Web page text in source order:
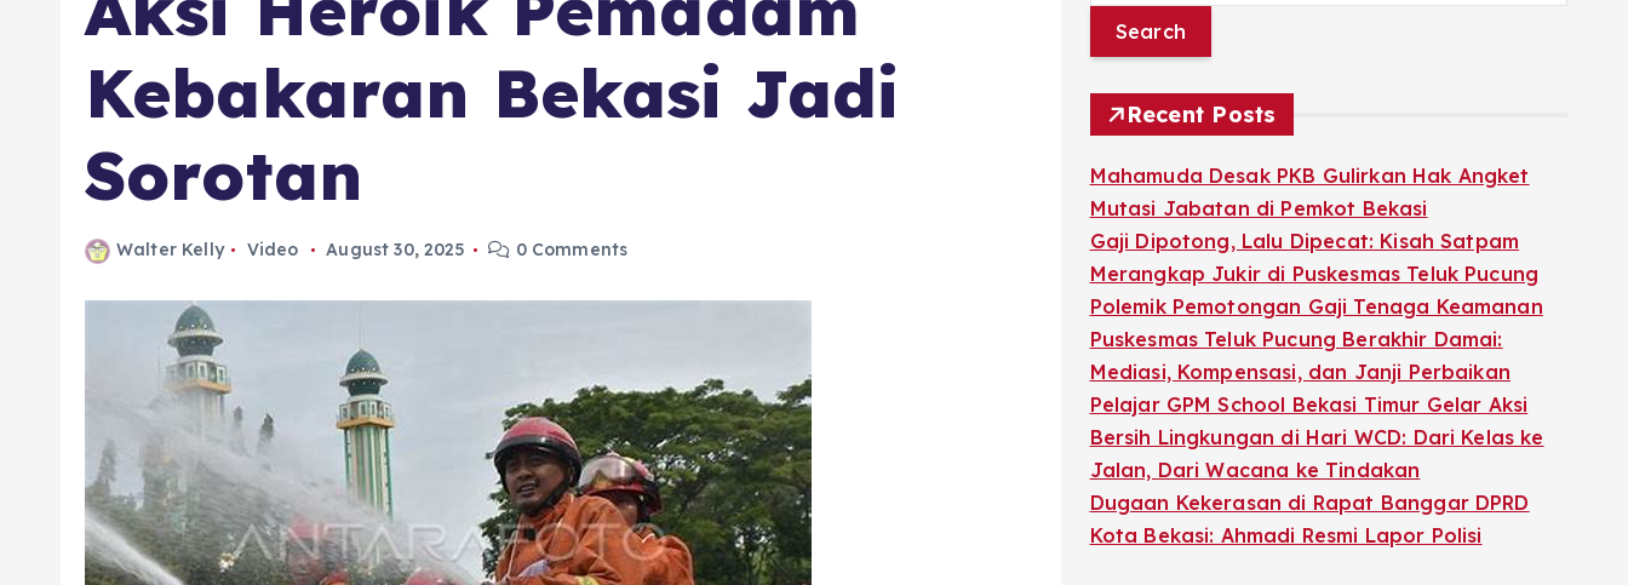
Kebakaran Bekasi Jadi
Sorotan
Walter Kelly Video August 30, 2025 0 Comments
r
c
o
r
:
Recent Posts
Mahamuda Desak PKB Gulirkan Hak Angket
Mutasi Jabatan di Pemkot Bekasi
Gaji Dipotong, Lalu Dipecat: Kisah Satpam
Merangkap Jukir di Puskesmas Teluk Pucung
Polemik Pemotongan Gaji Tenaga Keamanan
Puskesmas Teluk Pucung Berakhir Damai:
Mediasi, Kompensasi, dan Janji Perbaikan
Pelajar GPM School Bekasi Timur Gelar Aksi
Bersih Lingkungan di Hari WCD: Dari Kelas ke
Jalan, Dari Wacana ke Tindakan
Dugaan Kekerasan di Rapat Banggar DPRD
Kota Bekasi: Ahmadi Resmi Lapor Polisi